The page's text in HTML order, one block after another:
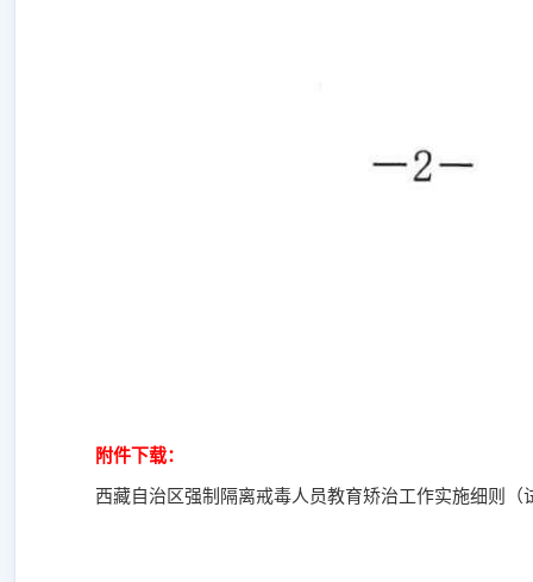
附件下载：
西藏自治区强制隔离戒毒人员教育矫治工作实施细则（